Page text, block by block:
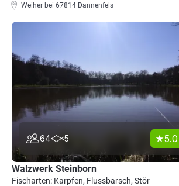
Weiher bei 67814 Dannenfels
64 5 5.0
Walzwerk Steinborn
Fischarten: Karpfen, Flussbarsch, Stör